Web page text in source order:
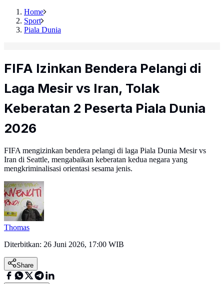
Home
Sport
Piala Dunia
FIFA Izinkan Bendera Pelangi di
Laga Mesir vs Iran, Tolak
Keberatan 2 Peserta Piala Dunia
2026
FIFA mengizinkan bendera pelangi di laga Piala Dunia Mesir vs
Iran di Seattle, mengabaikan keberatan kedua negara yang
mengkriminalisasi orientasi sesama jenis.
Thomas
Diterbitkan: 26 Juni 2026, 17:00 WIB
Share